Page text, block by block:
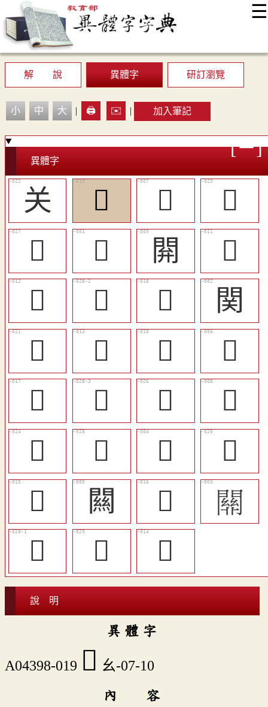
☰
最新消息
顯示模式
網站導覽
解 說
異體字 研訂瀏覽
小 中 大 | 🖨️ ✉️ | 加入筆記
異體字
关 󶖻 𨳡
󶖿
󶗁
𨳹 閞
󶖴
󶖎
󶗃 󶖺
関
󶖽
󶖵 󶖳
󶖱
󶖹
󶗄 󶗀
󶖲
󶖾
𨵈 󶖰
󶖼
󶖷
闗 󶖸
𨶚
󶗂
󶗅 󶖶
說 明
異 體 字
A04398-019 󶖻 幺-07-10
內 容